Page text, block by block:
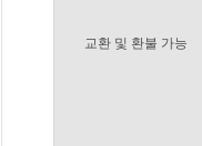
교환 및 환불 가능